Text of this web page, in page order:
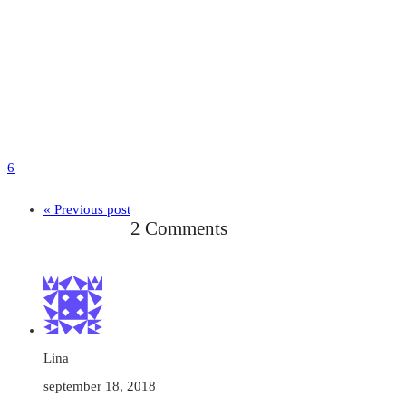
6
« Previous post
2 Comments
Lina
september 18, 2018